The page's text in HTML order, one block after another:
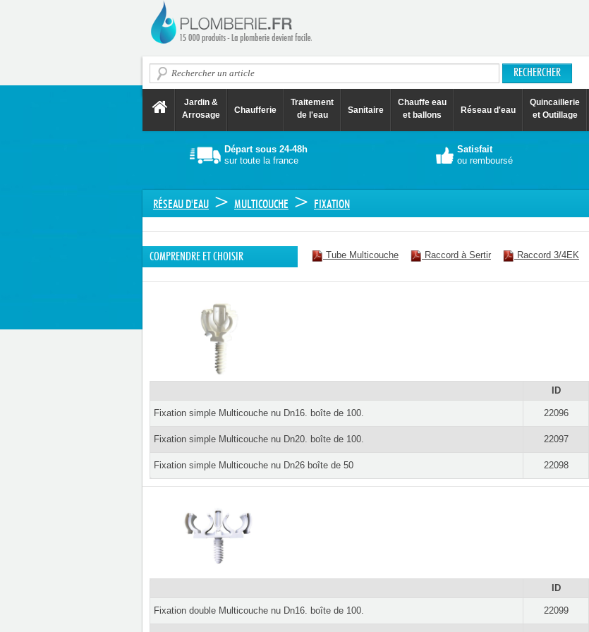
Jardin &
Arrosage
Chaufferie
Traitement
de l'eau
Sanitaire
Chauffe eau
et ballons
Réseau d'eau
Quincaillerie
et Outillage
Départ sous 24-48h
sur toute la france
Satisfait
ou remboursé
RÉSEAU D'EAU > MULTICOUCHE > FIXATION
COMPRENDRE ET CHOISIR Tube Multicouche Raccord à Sertir Raccord 3/4EK
ID
Fixation simple Multicouche nu Dn16. boîte de 100. 22096
Fixation simple Multicouche nu Dn20. boîte de 100. 22097
Fixation simple Multicouche nu Dn26 boîte de 50 22098
ID
Fixation double Multicouche nu Dn16. boîte de 100. 22099